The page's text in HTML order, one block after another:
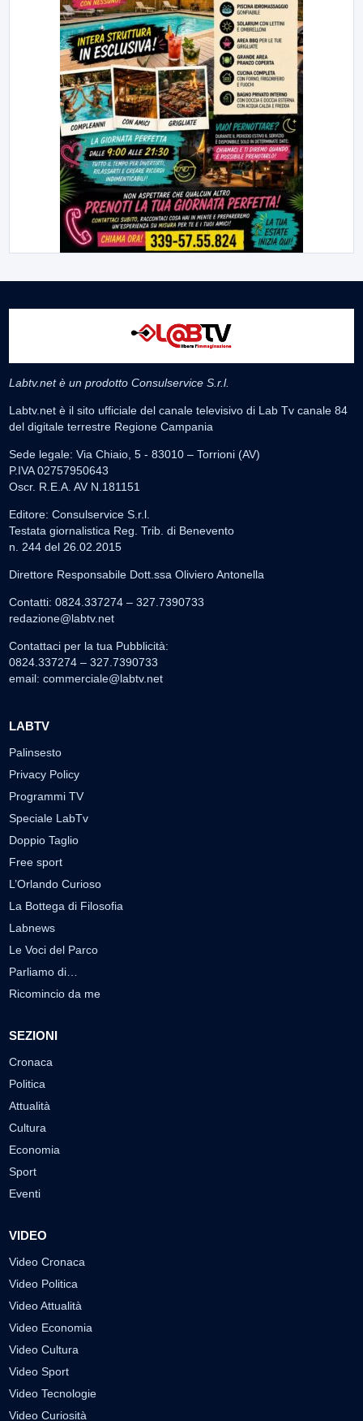
Labtv.net è un prodotto Consulservice S.r.l.
Labtv.net è il sito ufficiale del canale televisivo di Lab Tv canale 84
del digitale terrestre Regione Campania
Sede legale: Via Chiaio, 5 - 83010 – Torrioni (AV)
P.IVA 02757950643
Oscr. R.E.A. AV N.181151
Editore: Consulservice S.r.l.
Testata giornalistica Reg. Trib. di Benevento
n. 244 del 26.02.2015
Direttore Responsabile Dott.ssa Oliviero Antonella
Contatti: 0824.337274 – 327.7390733
redazione@labtv.net
Contattaci per la tua Pubblicità:
0824.337274 – 327.7390733
email: commerciale@labtv.net
LABTV
Palinsesto
Privacy Policy
Programmi TV
Speciale LabTv
Doppio Taglio
Free sport
L’Orlando Curioso
La Bottega di Filosofia
Labnews
Le Voci del Parco
Parliamo di…
Ricomincio da me
SEZIONI
Cronaca
Politica
Attualità
Cultura
Economia
Sport
Eventi
VIDEO
Video Cronaca
Video Politica
Video Attualità
Video Economia
Video Cultura
Video Sport
Video Tecnologie
Video Curiosità